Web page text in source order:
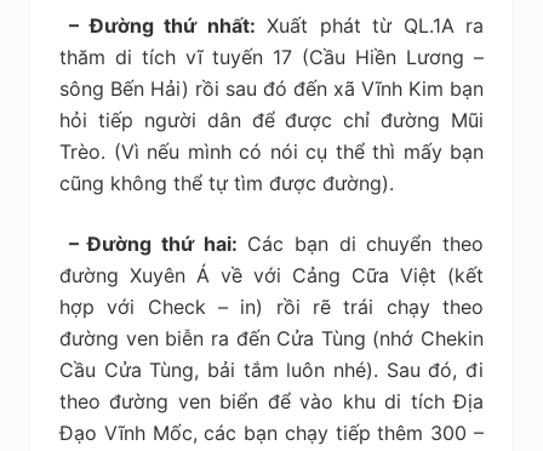
– Đường thứ nhất: Xuất phát từ QL.1A ra
thăm di tích vĩ tuyến 17 (Cầu Hiền Lương –
sông Bến Hải) rồi sau đó đến xã Vĩnh Kim bạn
hỏi tiếp người dân để được chỉ đường Mũi
Trèo. (Vì nếu mình có nói cụ thể thì mấy bạn
cũng không thể tự tìm được đường).
– Đường thứ hai: Các bạn di chuyển theo
đường Xuyên Á về với Cảng Cữa Việt (kết
hợp với Check – in) rồi rẽ trái chạy theo
đường ven biễn ra đến Cửa Tùng (nhớ Chekin
Cầu Cửa Tùng, bải tắm luôn nhé). Sau đó, đi
theo đường ven biển để vào khu di tích Địa
Đạo Vĩnh Mốc, các bạn chạy tiếp thêm 300 –